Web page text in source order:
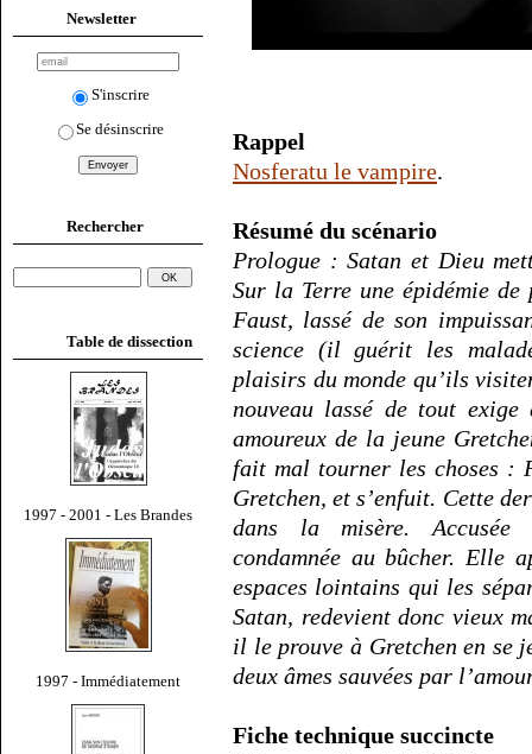
Newsletter
S'inscrire
Se désinscrire
Rechercher
Table de dissection
1997 - 2001 - Les Brandes
1997 - Immédiatement
Rappel
Nosferatu le vampire.
Résumé du scénario
Prologue : Satan et Dieu
Sur la Terre une épidémie de
Faust, lassé de son
science (il guérit les
plaisirs du monde qu’ils
nouveau lassé de tout
amoureux de la jeune
fait mal tourner les choses :
Gretchen, et s’enfuit. Cette
dans la misère. Accusée
condamnée au bûcher. Elle
espaces lointains qui les
Satan, redevient donc vieux
il le prouve à Gretchen en se
deux âmes sauvées par
Fiche technique succincte